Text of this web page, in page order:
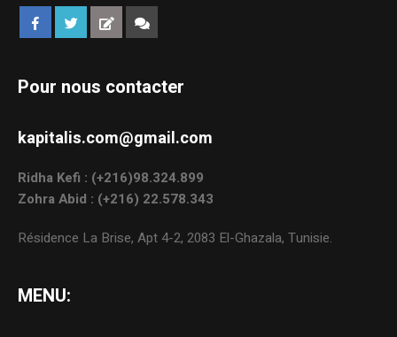
Pour nous contacter
kapitalis.com@gmail.com
Ridha Kefi : (+216)98.324.899
Zohra Abid : (+216) 22.578.343
Résidence La Brise, Apt 4-2, 2083 El-Ghazala, Tunisie.
MENU: